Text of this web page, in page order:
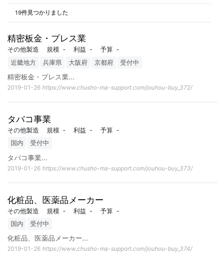
19件見つかりました
精密板金・プレス業
その他製造 規模 - 利益 - 予算 -
近畿地方
兵庫県 大阪府 京都府 受付中
精密板金・プレス業...
2019-01-26 https://www.chusho-ma-support.com/jouhou-buy_372/
タバコ事業
その他製造 規模 - 利益 - 予算 -
国内
受付中
タバコ事業...
2019-01-26 https://www.chusho-ma-support.com/jouhou-buy_373/
化粧品、医薬品メーカー
その他製造 規模 - 利益 - 予算 -
国内
受付中
化粧品、医薬品メーカー...
2019-01-26 https://www.chusho-ma-support.com/jouhou-buy_374/